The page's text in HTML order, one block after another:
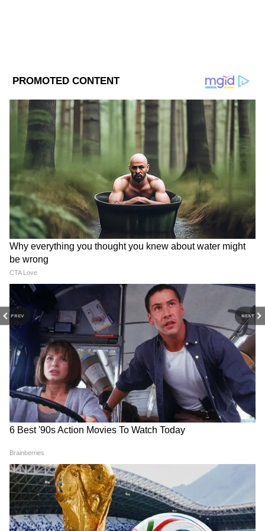
PREV NEXT
চিনে ৭ ডিসেম্বর থেকে কোভিড-১৯ শূন্য নীতির
পরিপ্রেক্ষিতে যে লকডাউন জারি হয়েছে তা তুলে
নেয়া হয়েছে। তারপর থেকে এখন পর্যন্ত
করোনাভাইরাসে আক্রান্ত হয়ে মাত্র ১৫ জনের মৃত্যুর
নথিভুক্ত করা হয়েছে। যাতে এটাই উদ্বেগের যে
সরকারি পরিসংখ্যানে সংক্রমণের সঠিক রেরর্ড তুলে
ধরা হচ্ছে না।
চিনে স্বাস্থ্য দফতরের কর্তৃপক্ষ স্বীকার করেছে
সংগৃহীত ডেটার স্কেল, যখন বাধ্যতামূলক ভর
পিসিআর পরীক্ষা করা হয়েছিল তার থেকে
অনেকটাই কম। সিডিসি কর্মকর্তা ইয়িন ওয়েনউউ
বলেছেন, কর্তৃপক্ষ এখন হাসপাতাল, স্থানীয় সরকার
সমীক্ষার পাশাপাশি জরুরি চিকিৎসা পরিষেবা,
ওষুধ বিক্রি এজাতীয় তথ্য সংগ্রহ করছে। যা
কোভিড তথ্য আপডেট করতে সাহায্য করবে। চিনা
হাসপাতাল ও শ্মশানগুলি রোগী ও মৃতদেহে তথ্যও
সংগ্রহ করাহচ্ছে। পাশাপাশি গ্রামাঞ্চল থেকেও তথ্য
অন্যদিকে চিনা কোভিড তথ্যের অস্বচ্ছতা জন্য
মার্কিন যুক্তরাষ্ট্র, অস্ট্রেলিয়া, কানাডা-সহ বেশ
কয়েকটি দেশে চিনে আসা-যাওয়ার ওপর
DOWNLOAD APP
RECOMMENDED STORIES